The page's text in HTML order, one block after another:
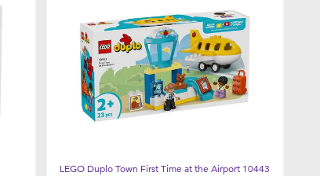
LEGO Duplo Town First Time at the Airport 10443